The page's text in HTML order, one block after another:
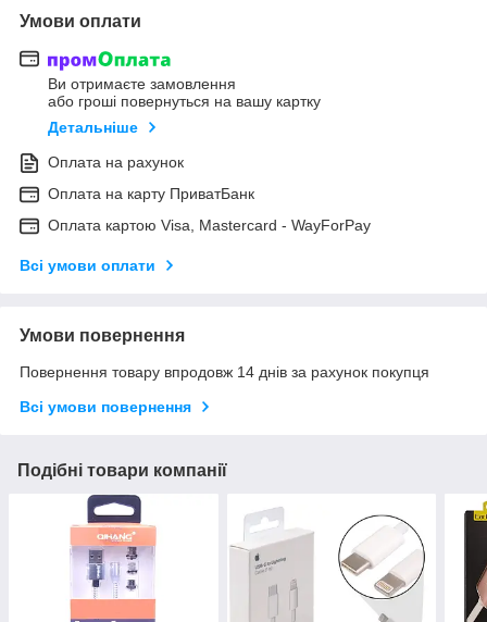
Умови оплати
Ви отримаєте замовлення
або гроші повернуться на вашу картку
Детальніше
Оплата на рахунок
Оплата на карту ПриватБанк
Оплата картою Visa, Mastercard - WayForPay
Всі умови оплати
Умови повернення
Повернення товару впродовж 14 днів за рахунок покупця
Всі умови повернення
Подібні товари компанії